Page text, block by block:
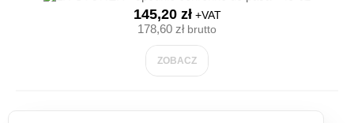
145,20 zł+VAT
178,60 złbrutto
ZOBACZ